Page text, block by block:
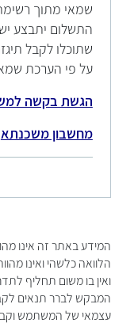
שמאי מתוך
התשלום יתבצע
שתוכלו לקבל
על פי הערכת
הגשת בקשה
מחשבון משכנתא
המידע באתר זה אינו
הלוואה כלשהי ואינו
ואין בו משום תחליף
המבקש לברר תנאים
עצמאי של המשתמש